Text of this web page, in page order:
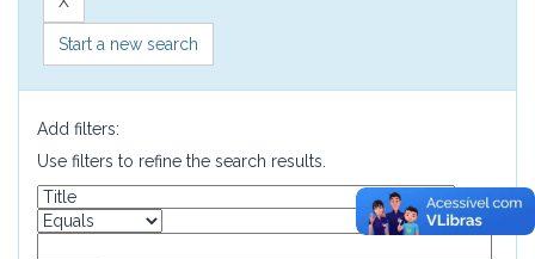
Start a new search
Add filters:
Use filters to refine the search results.